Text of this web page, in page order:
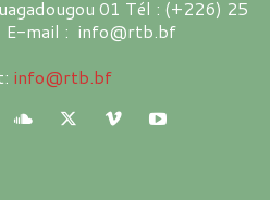
01 Tél : (+226) 25
mail : info@rtb.bf
info@rtb.bf